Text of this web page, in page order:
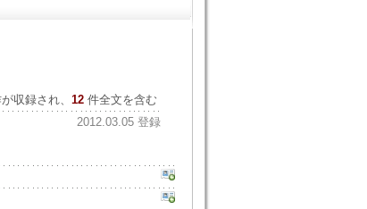
収録され、 12件全文を含む
2012.03.05 登録